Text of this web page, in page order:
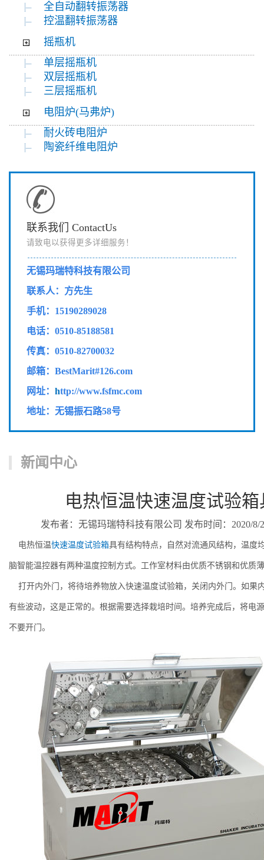
全自动翻转振荡器
控温翻转振荡器
摇瓶机
单层摇瓶机
双层摇瓶机
三层摇瓶机
电阻炉(马弗炉)
耐火砖电阻炉
陶瓷纤维电阻炉
联系我们 ContactUs
请致电以获得更多详细服务！
无锡玛瑞特科技有限公司
联系人：方先生
手机：15190289028
电话：0510-85188581
传真： 0510-82700032
邮箱：BestMarit#126.com
网址： http://www.fsfmc.com
地址：无锡振石路58号
新闻中心
电热恒温快速温度试验
发布者：无锡玛瑞特科技有限公司 发布时间：2020/8/
电热恒温快速温度试验箱具有结构特点，自然对流通风结构，温度
脑智能温控器有两种温度控制方式。工作室材料由优质不锈钢和优质
打开内外门，将待培养物放入快速温度试验箱，关闭内外门。如果
有些波动，这是正常的。根据需要选择栽培时间。培养完成后，将电
不要开门。